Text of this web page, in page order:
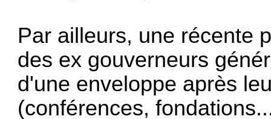
Par ailleurs, une récente
des ex gouverneurs
d'une enveloppe après
(conférences,